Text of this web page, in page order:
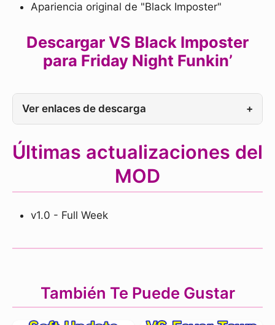
Apariencia original de "Black Imposter"
Descargar VS Black Imposter
para Friday Night Funkin’
Ver enlaces de descarga +
Últimas actualizaciones del
MOD
v1.0 - Full Week
También Te Puede Gustar